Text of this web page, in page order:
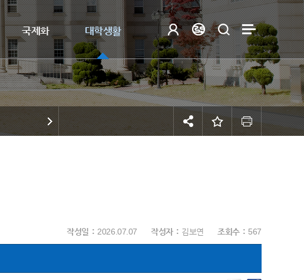
국제화 대학생활
작성일 2026.07.07 작성자 김보연 조회수 567